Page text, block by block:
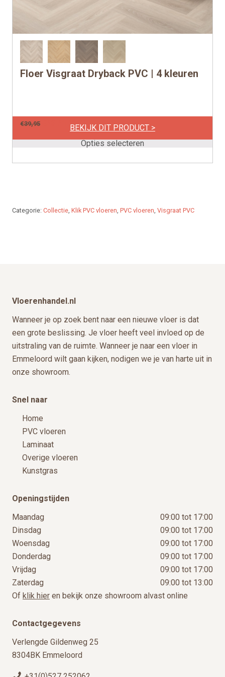
Floer Visgraat Dryback PVC | 4 kleuren
€39,95
BEKIJK DIT PRODUCT >
Opties selecteren
Dit
variaties.
Deze
kan
Categorie: Collectie, Klik PVC vloeren, PVC vloeren, Visgraat PVC
Vloerenhandel.nl
Wanneer je op zoek bent naar een nieuwe vloer is dat
een grote beslissing. Je vloer heeft veel invloed op de
uitstraling van de ruimte. Wanneer je naar een vloer in
Emmeloord wilt gaan kijken, nodigen we je van harte uit in
onze showroom.
Snel naar
Home
PVC vloeren
Laminaat
Overige vloeren
Kunstgras
Openingstijden
Maandag
09:00 tot 17:00
Dinsdag
09:00 tot 17:00
Woensdag
09:00 tot 17:00
Donderdag
09:00 tot 17:00
Vrijdag
09:00 tot 17:00
Zaterdag
09:00 tot 13:00
Of klik hier en bekijk onze showroom alvast online
Contactgegevens
Verlengde Gildenweg 25
8304BK Emmeloord